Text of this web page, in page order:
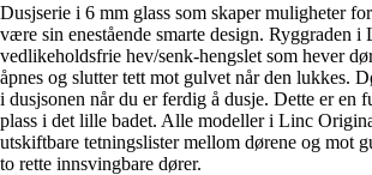
Dusjserie i 6 mm glass som skaper muligheter
være sin enestående smarte design. Ryggraden i
vedlikeholdsfrie hev/senk-hengslet som hever
åpnes og slutter tett mot gulvet når den lukkes.
i dusjsonen når du er ferdig å dusje. Dette er en
plass i det lille badet. Alle modeller i Linc
utskiftbare tetningslister mellom dørene og mot
to rette innsvingbare dører.